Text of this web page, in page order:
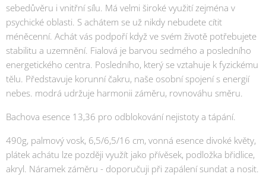
sebedůvěru i vnitřní sílu. Má velmi široké využití zejména v
psychické oblasti. S achátem se už nikdy nebudete cítit
méněcenní. Achát vás podpoří když ve svém životě potřebujete
stabilitu a uzemnění. Fialová je barvou sedmého a posledního
energetického centra. Posledního, který se vztahuje k fyzickému
tělu. Představuje korunní čakru, naše osobní spojení s energií
nebes. modrá udržuje harmonii záměru, rovnováhu směru.
Bachova esence 13,36 pro odblokování nejistoty a tápání.
490g, palmový vosk, 6,5/6,5/16 cm, vonná esence divoké květy,
plátek achátu lze později využít jako přívěsek, podložka břidlice,
akryl. Náramek záměru - doporučuji při zapálení sundat a nosit.